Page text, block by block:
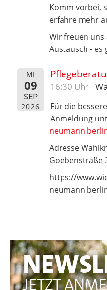
Komm vorbei,
erfahre mehr
Wir freuen uns
Austausch - es
MI
09
SEP
2026
16:30 Uhr
Für die
Anmeldung
Adresse
Goebenstraße
https://